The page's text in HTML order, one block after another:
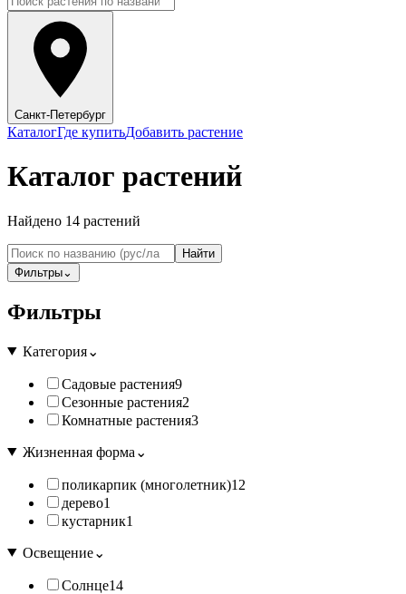
Санкт-Петербург
КаталогГде купитьДобавить растение
Каталог растений
Найдено 14 растений
Найти
Фильтры⌄
Фильтры
Категория⌄
Садовые растения9
Сезонные растения2
Комнатные растения3
Жизненная форма ⌄
поликарпик (многолетник)12
дерево1
кустарник1
Освещение⌄
Солнце14